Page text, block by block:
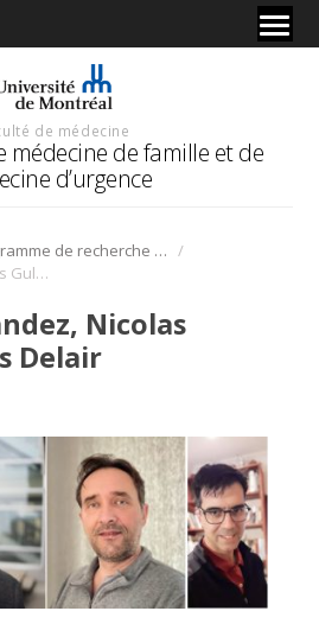
de médecine
médecine de famille et de
d’urgence
Programme de recherche en pédagogie médicale sur le rôle des savoirs expérientiels dans le développement des compétences non-techniques. /
Nicolas Fernandez, Nicolas Gulino et Yves Delair
Nicolas
Delair